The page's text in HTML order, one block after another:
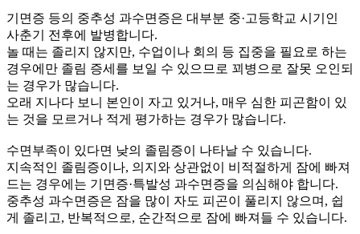
기면증 등의 중추성 과수면증은 대부분 중·고등학교 시기인
사춘기 전후에 발병합니다.
놀 때는 졸리지 않지만, 수업이나 회의 등 집중을 필요로 하는
경우에만 졸림 증세를 보일 수 있으므로 꾀병으로 잘못 오인되
는 경우가 많습니다.
오래 지나다 보니 본인이 자고 있거나, 매우 심한 피곤함이 있
는 것을 모르거나 적게 평가하는 경우가 많습니다.
수면부족이 있다면 낮의 졸림증이 나타날 수 있습니다.
지속적인 졸림증이나, 의지와 상관없이 비적절하게 잠에 빠져
드는 경우에는 기면증·특발성 과수면증을 의심해야 합니다.
중추성 과수면증은 잠을 많이 자도 피곤이 풀리지 않으며, 쉽
게 졸리고, 반복적으로, 순간적으로 잠에 빠져들 수 있습니다.